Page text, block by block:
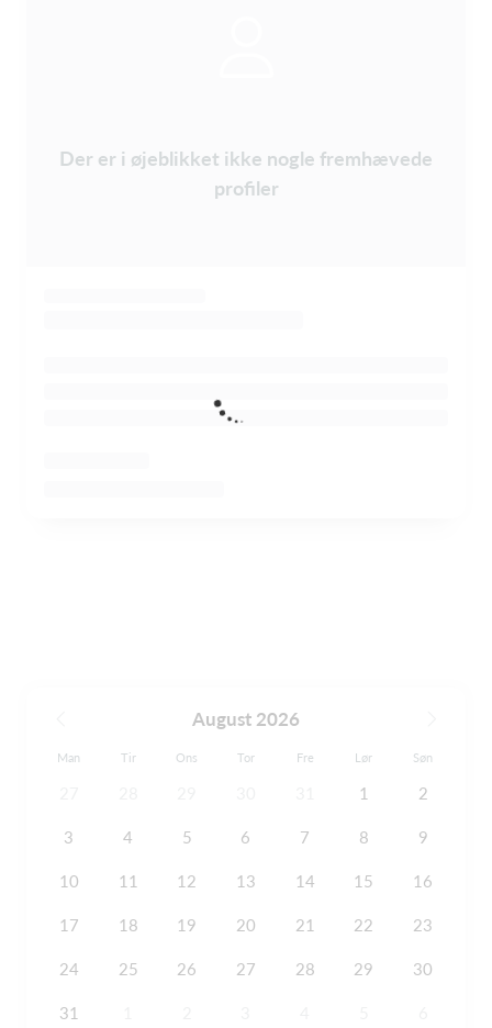
Der er i øjeblikket ikke nogle fremhævede
profiler
August 2026
Man Tir Ons Tor Fre Lør Søn
1 2
3 4 5 6 7 8 9
10 11 12 13 14 15 16
17 18 19 20 21 22 23
24 25 26 27 28 29 30
31